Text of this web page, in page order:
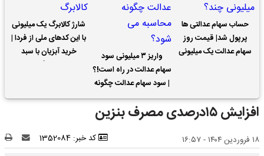
حساب سهام عدالتی ها
پرپول شد| قیمت روز
سهام عدالت یک میلیونی
واریز ۳ میلیونی سود
سهام عدالت در راه است!؟
| سود سهام عدالت چگونه
محاسبه می شود؟
شارژ کالابرگ یک میلیونی
با این کدهای ملی از فردا |
خرید آبزیان با سبد
افزایش ۱۵درصدی مصرف بنزین
۱۸ فروردین ۱۴۰۴ - ۱۶:۵۷ کد خبر: 1352084